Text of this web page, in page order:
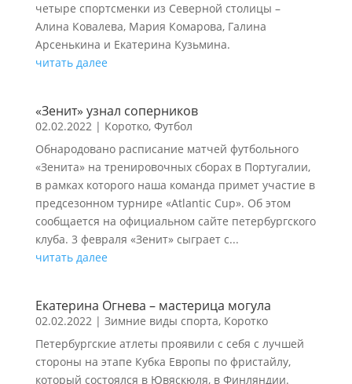
четыре спортсменки из Северной столицы –
Алина Ковалева, Мария Комарова, Галина
Арсенькина и Екатерина Кузьмина.
читать далее
«Зенит» узнал соперников
02.02.2022| Коротко, Футбол
Обнародовано расписание матчей футбольного
«Зенита» на тренировочных сборах в Португалии,
в рамках которого наша команда примет участие в
предсезонном турнире «Atlantic Cup». Об этом
сообщается на официальном сайте петербургского
клуба. 3 февраля «Зенит» сыграет с...
читать далее
Екатерина Огнева – мастерица могула
02.02.2022| Зимние виды спорта, Коротко
Петербургские атлеты проявили с себя с лучшей
стороны на этапе Кубка Европы по фристайлу,
который состоялся в Ювяскюля, в Финляндии.